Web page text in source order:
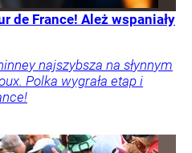
de France! Ależ wspaniały
najszybsza na słynnym
Polka wygrała etap i